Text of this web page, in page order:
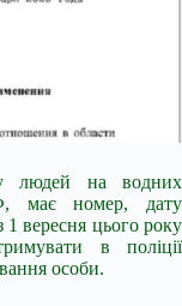
людей на водних
має номер, дату
вересня цього року
в поліції
особи.